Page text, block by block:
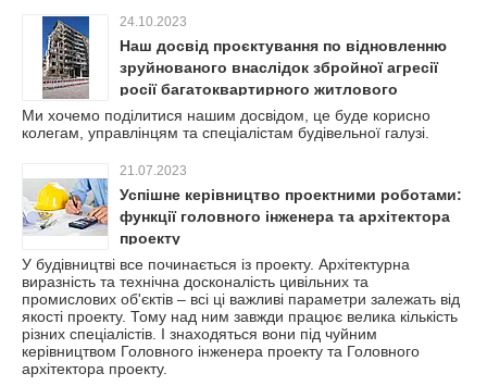
24.10.2023
Наш досвід проєктування по відновленню
зруйнованого внаслідок збройної агресії
росії багатоквартирного житлового
будинку.
Ми хочемо поділитися нашим досвідом, це буде корисно
колегам, управлінцям та спеціалістам будівельної галузі.
21.07.2023
Успішне керівництво проектними роботами:
функції головного інженера та архітектора
проекту
У будівництві все починається із проекту. Архітектурна
виразність та технічна досконалість цивільних та
промислових об'єктів – всі ці важливі параметри залежать від
якості проекту. Тому над ним завжди працює велика кількість
різних спеціалістів. І знаходяться вони під чуйним
керівництвом Головного інженера проекту та Головного
архітектора проекту.